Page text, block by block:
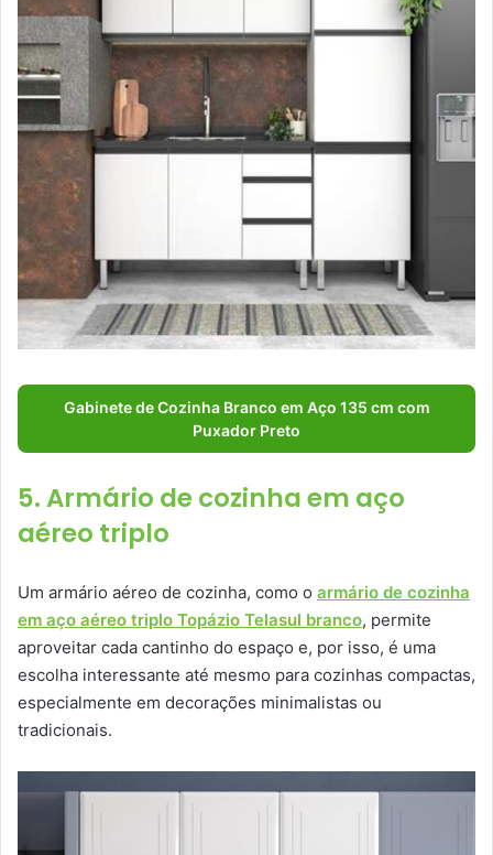
Gabinete de Cozinha Branco em Aço 135 cm com
Puxador Preto
5. Armário de cozinha em aço
aéreo triplo
Um armário aéreo de cozinha, como o armário de cozinha
em aço aéreo triplo Topázio Telasul branco, permite
aproveitar cada cantinho do espaço e, por isso, é uma
escolha interessante até mesmo para cozinhas compactas,
especialmente em decorações minimalistas ou
tradicionais.